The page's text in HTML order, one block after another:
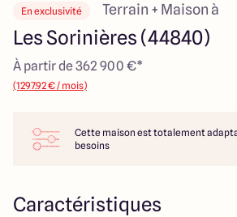
Votre projet
Qui sommes-nous
Maisons ARLOGIS Nantes
En exclusivité Terrain + Maison à
Les Sorinières (44840)
À partir de 362 900 €*
(1297.92 € / mois)
Cette maison est totalement
besoins
Caractéristiques